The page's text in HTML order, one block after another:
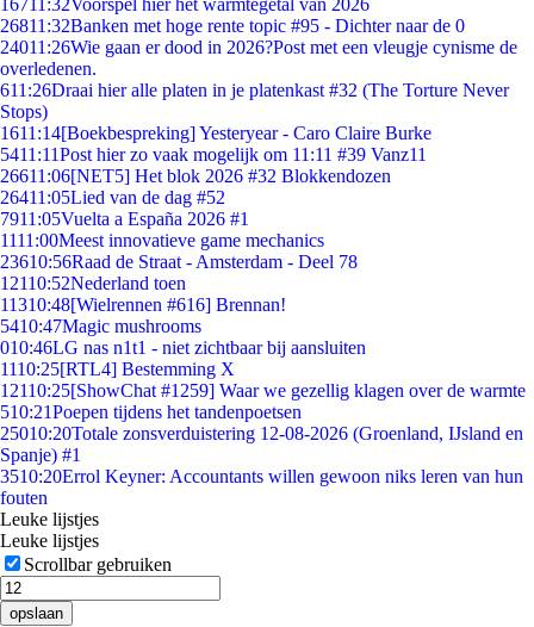
16711:32Voorspel hier het warmtegetal van 2026
26811:32Banken met hoge rente topic #95 - Dichter naar de 0
24011:26Wie gaan er dood in 2026?Post met een vleugje cynisme de
overledenen.
611:26Draai hier alle platen in je platenkast #32 (The Torture Never
Stops)
1611:14[Boekbespreking] Yesteryear - Caro Claire Burke
5411:11Post hier zo vaak mogelijk om 11:11 #39 Vanz11
26611:06[NET5] Het blok 2026 #32 Blokkendozen
26411:05Lied van de dag #52
7911:05Vuelta a España 2026 #1
1111:00Meest innovatieve game mechanics
23610:56Raad de Straat - Amsterdam - Deel 78
12110:52Nederland toen
11310:48[Wielrennen #616] Brennan!
5410:47Magic mushrooms
010:46LG nas n1t1 - niet zichtbaar bij aansluiten
1110:25[RTL4] Bestemming X
12110:25[ShowChat #1259] Waar we gezellig klagen over de warmte
510:21Poepen tijdens het tandenpoetsen
25010:20Totale zonsverduistering 12-08-2026 (Groenland, IJsland en
Spanje) #1
3510:20Errol Keyner: Accountants willen gewoon niks leren van hun
fouten
Leuke lijstjes
Leuke lijstjes
Scrollbar gebruiken
opslaan